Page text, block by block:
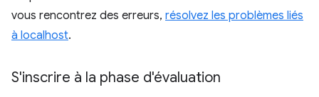
vous rencontrez des erreurs, résolvez les problèmes liés
à localhost.
S'inscrire à la phase d'évaluation